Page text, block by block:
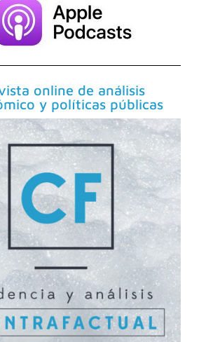
online de análisis
y políticas públicas